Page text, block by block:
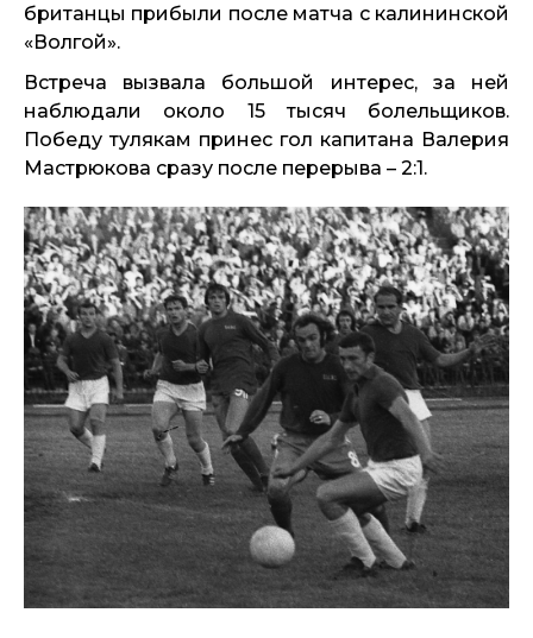
британцы прибыли после матча с калининской
«Волгой».
Встреча вызвала большой интерес, за ней
наблюдали около 15 тысяч болельщиков.
Победу тулякам принес гол капитана Валерия
Мастрюкова сразу после перерыва – 2:1.